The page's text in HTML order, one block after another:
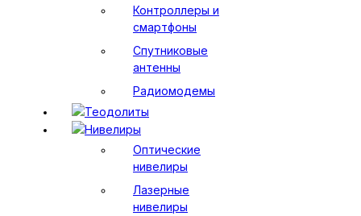
Контроллеры и
смартфоны
Спутниковые
антенны
Радиомодемы
Теодолиты
Нивелиры
Оптические
нивелиры
Лазерные
нивелиры